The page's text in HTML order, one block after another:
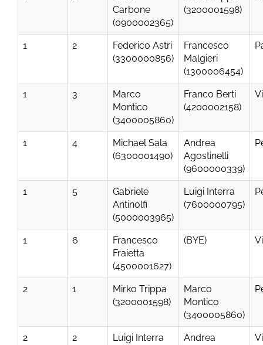
Carbone
(0900002365)
(3200001598)
1 2
Federico Astri
(3300000856)
Francesco
Malgieri
(1300006454)
1 3
Marco
Montico
(3400005860)
Franco Berti
(4200002158)
1 4
Michael Sala
(6300001490)
Andrea
Agostinelli
(9600000339)
1 5
Gabriele
Antinolfi
(5000003965)
Luigi Interra
(7600000795)
1 6
Francesco
Fraietta
(4500001627)
(BYE)
2 1
Mirko Trippa
(3200001598)
Marco
Montico
(3400005860)
2 2
Luigi Interra
Andrea